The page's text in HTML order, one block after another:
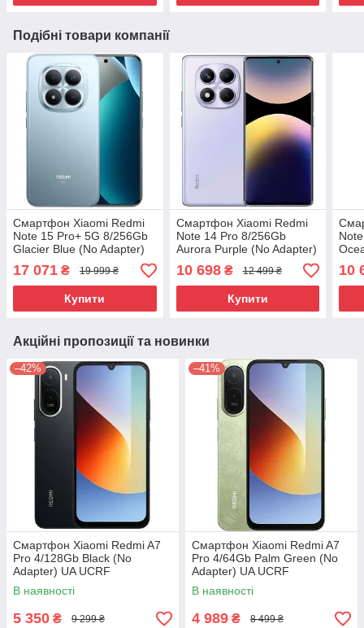
Подібні товари компанії
Смартфон Xiaomi Redmi
Note 15 Pro+ 5G 8/256Gb
Glacier Blue (No Adapter)
UA UCRF
17 071 ₴ 19 999 ₴
Купити
Смартфон Xiaomi Redmi
Note 14 Pro 8/256Gb
Aurora Purple (No Adapter)
UA UCRF
10 698₴ 12 499 ₴
Купити
UA
10
Акційні пропозиції та новинки
–42%
Смартфон Xiaomi Redmi A7
Pro 4/128Gb Black (No
Adapter) UA UCRF
В наявності
5 350 ₴ 9 299 ₴
–41%
Смартфон Xiaomi Redmi A7
Pro 4/64Gb Palm Green (No
Adapter) UA UCRF
В наявності
4 989 ₴ 8 499 ₴